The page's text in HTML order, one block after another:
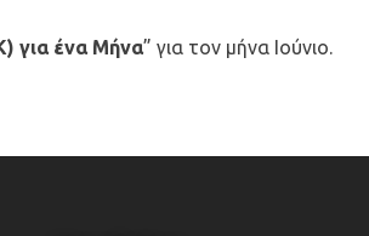
για ένα Μήνα” για τον μήνα Ιούνιο.